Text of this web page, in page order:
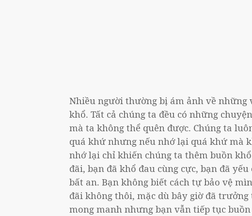
Nhiều người thường bị ám ảnh về những
khổ. Tất cả chúng ta đều có những
mà ta không thể quên được. Chúng ta
quá khứ nhưng nếu nhớ lại quá khứ mà
nhớ lại chỉ khiến chúng ta thêm buồn
đãi, bạn đã khổ đau cùng cực, bạn đã
bất an. Bạn không biết cách tự bảo vệ
đãi không thôi, mặc dù bây giờ đã
mong manh nhưng bạn vẫn tiếp tục